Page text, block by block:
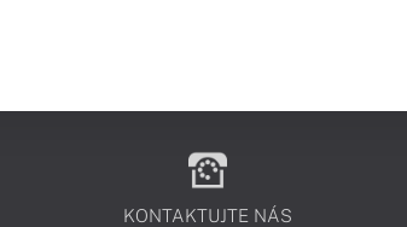
KONTAKTUJTE NÁS